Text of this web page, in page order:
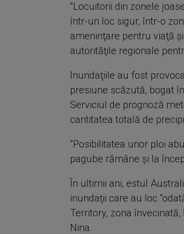
”Locuitorii din zonele
într-un loc sigur, într-o
ameninţare pentru viaţă
autorităţile regionale
Inundaţiile au fost
presiune scăzută, bogat
Serviciul de prognoză
cantitatea totală de
”Posibilitatea unor ploi
pagube rămâne şi la
În ultimii ani, estul
inundaţii care au loc
Territory, zona
Nina.